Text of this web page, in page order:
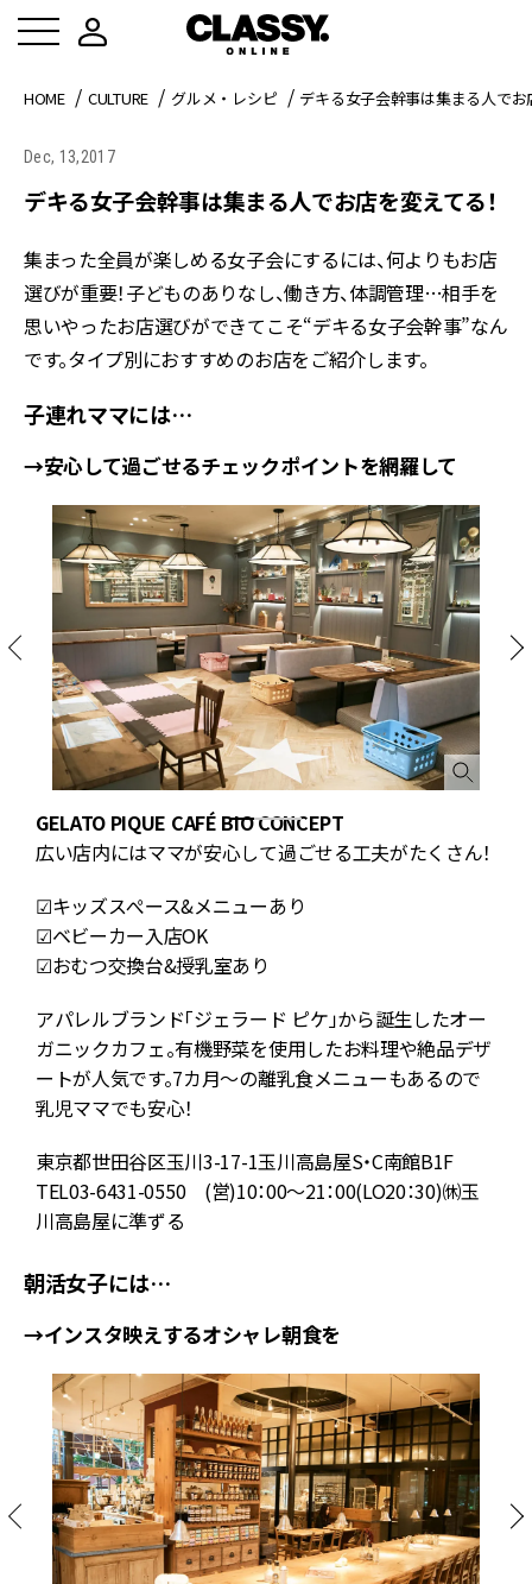
HOME CULTURE グルメ・レシピ デキる女子会幹事は集まる人でお
Dec, 13,2017
デキる女子会幹事は集まる人でお店を変えてる！
集まった全員が楽しめる女子会にするには、何よりもお店
選びが重要！子どものありなし、働き方、体調管理…相手を
思いやったお店選びができてこそ“デキる女子会幹事”なん
です。タイプ別におすすめのお店をご紹介します。
子連れママには…
→安心して過ごせるチェックポイントを網羅して
GELATO PIQUE CAFÉ BIO CONCEPT
広い店内にはママが安心して過ごせる工夫がたくさん！
☑キッズスぺース&メニューあり
☑ベビーカー入店OK
☑おむつ交換台&授乳室あり
アパレルブランド「ジェラード ピケ」から誕生したオー
ガニックカフェ。有機野菜を使用したお料理や絶品デザ
ートが人気です。7カ月～の離乳食メニューもあるので
乳児ママでも安心！
東京都世田谷区玉川3-17-1玉川高島屋S・C南館B1F
TEL03-6431-0550 (営)10：00～21：00(LO20：30)㉁玉
川高島屋に準ずる
朝活女子には…
→インスタ映えするオシャレ朝食を